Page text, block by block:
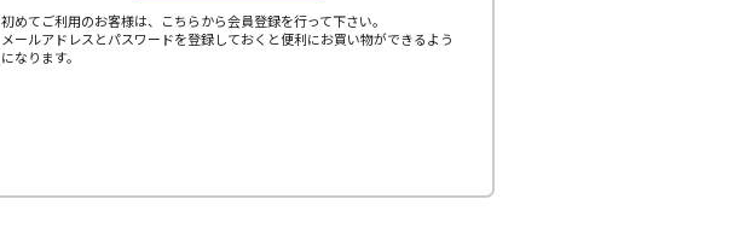
初めてご利用のお客様は、こちらから会員登録を行って下さい。
メールアドレスとパスワードを登録しておくと便利にお買い物ができるよう
になります。